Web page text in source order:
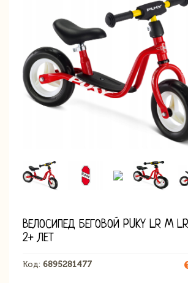
ВЕЛОСИПЕД БЕГОВОЙ PUKY LR M
2+ ЛЕТ
Код: 6895281477